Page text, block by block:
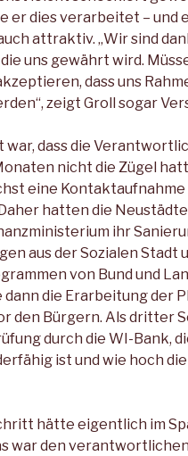
er dies verarbeitet – und
attraktiv. „Wir sind
uns gewährt wird.
dass uns
zeigt Groll sogar
war, dass die
nicht die Zügel
eine
hatten die
ihr
aus der Sozialen Stadt
von Bund und
die Erarbeitung der
den Bürgern. Als dritter
durch die WI-Bank,
ist und wie hoch
hätte eigentlich im
war den